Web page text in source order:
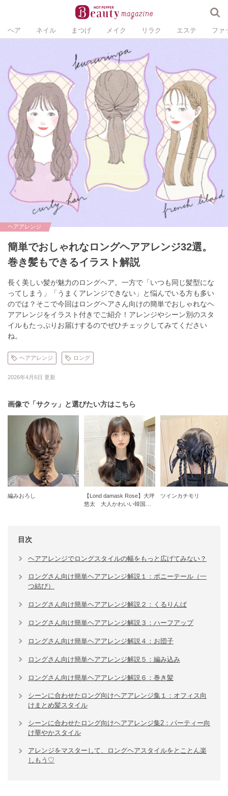
ヘア ネイル まつげ メイク リラク エステ ファ
ヘアアレンジ
簡単でおしゃれなロングヘアアレンジ32選。
巻き髪もできるイラスト解説
ヘアアレンジ ロング
2026年4月6日 更新
長く美しい髪が魅力のロングヘア。一方で「いつも同じ髪型にな
ってしまう」「うまくアレンジできない」と悩んでいる方も多い
のでは？そこで今回はロングヘアさん向けの簡単でおしゃれなヘ
アアレンジをイラスト付きでご紹介！アレンジやシーン別のスタ
イルもたっぷりお届けするのでぜひチェックしてみてください
ね。
画像で「サクッ」と選びたい方はこちら
編みおろし
【Lond damask Rose】大坪
悠太 大人かわいい韓国ヘ
ツインカチモリ
目次
ヘアアレンジでロングスタイルの幅をもっと広げてみない？
ロングさん向け簡単ヘアアレンジ解説１：ポニーテール（一
つ結び）
ロングさん向け簡単ヘアアレンジ解説２：くるりんぱ
ロングさん向け簡単ヘアアレンジ解説３：ハーフアップ
ロングさん向け簡単ヘアアレンジ解説４：お団子
ロングさん向け簡単ヘアアレンジ解説５：編み込み
ロングさん向け簡単ヘアアレンジ解説６：巻き髪
シーンに合わせたロング向けヘアアレンジ集１：オフィス向
けまとめ髪スタイル
シーンに合わせたロング向けヘアアレンジ集2：パーティー向
け華やかスタイル
アレンジをマスターして、ロングヘアスタイルをとことん楽
しもう♡